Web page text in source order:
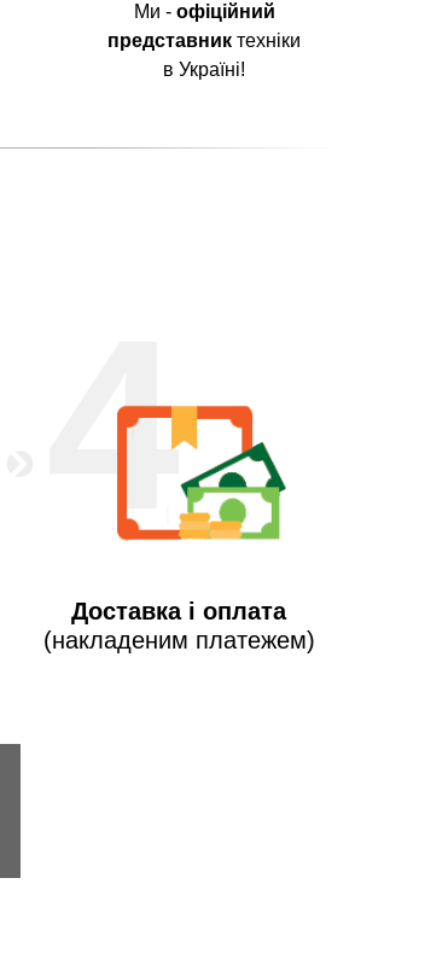
Ми - офіційний
представник техніки
в Україні!
4
Доставка і оплата
(накладеним платежем)